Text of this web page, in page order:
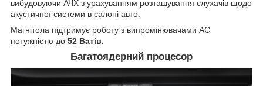
вибудовуючи АЧХ з урахуванням розташування слухачів щодо
акустичної системи в салоні авто.
Магнітола підтримує роботу з випромінювачами АС
потужністю до 52 Ватів.
Багатоядерний процесор